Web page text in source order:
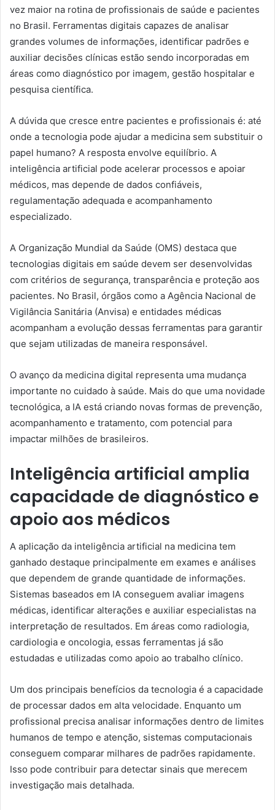
vez maior na rotina de profissionais de saúde e pacientes
no Brasil. Ferramentas digitais capazes de analisar
grandes volumes de informações, identificar padrões e
auxiliar decisões clínicas estão sendo incorporadas em
áreas como diagnóstico por imagem, gestão hospitalar e
pesquisa científica.
A dúvida que cresce entre pacientes e profissionais é: até
onde a tecnologia pode ajudar a medicina sem substituir o
papel humano? A resposta envolve equilíbrio. A
inteligência artificial pode acelerar processos e apoiar
médicos, mas depende de dados confiáveis,
regulamentação adequada e acompanhamento
especializado.
A Organização Mundial da Saúde (OMS) destaca que
tecnologias digitais em saúde devem ser desenvolvidas
com critérios de segurança, transparência e proteção aos
pacientes. No Brasil, órgãos como a Agência Nacional de
Vigilância Sanitária (Anvisa) e entidades médicas
acompanham a evolução dessas ferramentas para garantir
que sejam utilizadas de maneira responsável.
O avanço da medicina digital representa uma mudança
importante no cuidado à saúde. Mais do que uma novidade
tecnológica, a IA está criando novas formas de prevenção,
acompanhamento e tratamento, com potencial para
impactar milhões de brasileiros.
Inteligência artificial amplia
capacidade de diagnóstico e
apoio aos médicos
A aplicação da inteligência artificial na medicina tem
ganhado destaque principalmente em exames e análises
que dependem de grande quantidade de informações.
Sistemas baseados em IA conseguem avaliar imagens
médicas, identificar alterações e auxiliar especialistas na
interpretação de resultados. Em áreas como radiologia,
cardiologia e oncologia, essas ferramentas já são
estudadas e utilizadas como apoio ao trabalho clínico.
Um dos principais benefícios da tecnologia é a capacidade
de processar dados em alta velocidade. Enquanto um
profissional precisa analisar informações dentro de limites
humanos de tempo e atenção, sistemas computacionais
conseguem comparar milhares de padrões rapidamente.
Isso pode contribuir para detectar sinais que merecem
investigação mais detalhada.